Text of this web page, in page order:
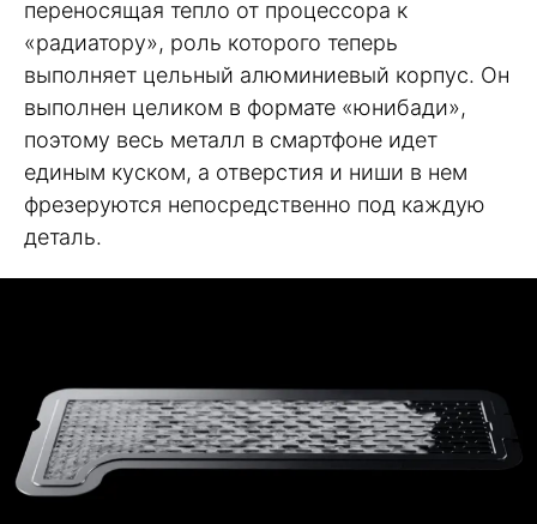
переносящая тепло от процессора к
«радиатору», роль которого теперь
выполняет цельный алюминиевый корпус. Он
выполнен целиком в формате «юнибади»,
поэтому весь металл в смартфоне идет
единым куском, а отверстия и ниши в нем
фрезеруются непосредственно под каждую
деталь.